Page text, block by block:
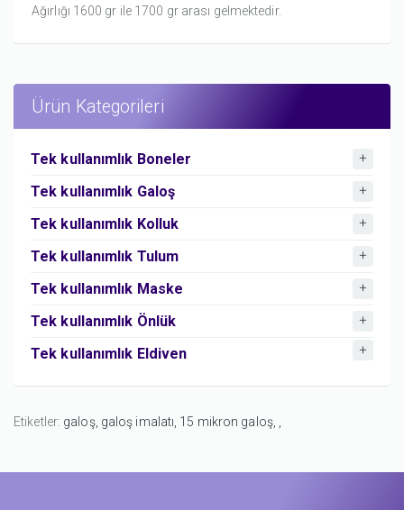
Ağırlığı 1600 gr ile 1700 gr arası gelmektedir.
Ürün Kategorileri
Tek kullanımlık Boneler
Tek kullanımlık Galoş
Tek kullanımlık Kolluk
Tek kullanımlık Tulum
Tek kullanımlık Maske
Tek kullanımlık Önlük
Tek kullanımlık Eldiven
Etiketler: galoş, galoş imalatı, 15 mikron galoş,